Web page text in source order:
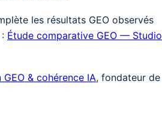
les résultats GEO observés
Étude comparative GEO — Studio
& cohérence IA, fondateur de